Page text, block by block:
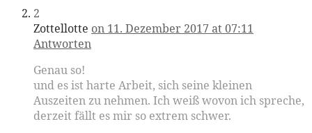
2
Zottellotte on 11. Dezember 2017 at 07:11
Antworten
Genau so!
und es ist harte Arbeit, sich seine kleinen
Auszeiten zu nehmen. Ich weiß wovon ich spreche,
derzeit fällt es mir so extrem schwer.